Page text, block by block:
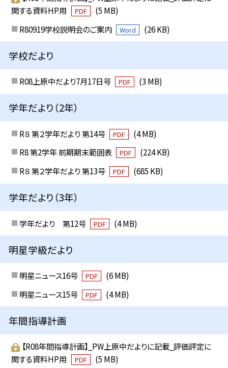
関する資料HP用
PDF
(5 MB)
R80919学校説明会のご案内
Word (26 KB)
学校だより
R08上原中だより7月17日号 PDF (3 MB)
学年だより（2年）
R８ 第２学年だより 第14号 PDF
(4 MB)
R8 第2学年 前期期末範囲表
PDF
(224 KB)
R８ 第２学年だより 第13号
PDF (685 KB)
学年だより（3年）
学年だより 第12号 PDF (4 MB)
明星学級だより
明星ニュース16号 PDF
(6 MB)
明星ニュース15号
PDF (4 MB)
年間指導計画
【R08年間指導計画】_PW上原中だよりに記載_評価評定に
関する資料HP用
PDF (5 MB)